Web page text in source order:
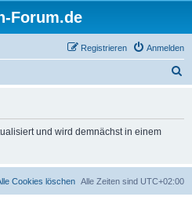
Forum.de
Anmelden
Registrieren
und wird demnächst in einem
Alle Zeiten sind UTC+02:00
Cookies löschen